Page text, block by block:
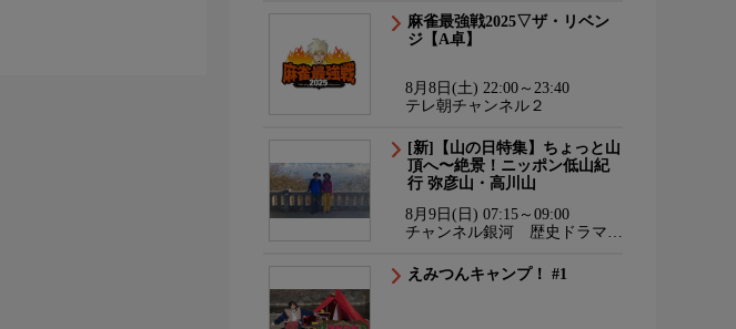
麻雀最強戦2025▽ザ・リベン
ジ【A卓】
8月8日(土) 22:00～23:40
テレ朝チャンネル２
[新]【山の日特集】ちょっと山
頂へ〜絶景！ニッポン低山紀
行 弥彦山・高川山
8月9日(日) 07:15～09:00
チャンネル銀河 歴史ドラマ・
えみつんキャンプ！ #1